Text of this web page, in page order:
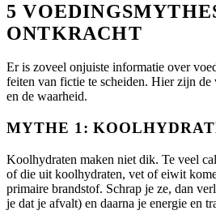
5
ONTKRACHT
Er is zoveel onjuiste informatie over
feiten van fictie te scheiden. Hier zijn
en de waarheid.
MYTHE 1:
Koolhydraten maken niet dik. Te veel
of die uit koolhydraten, vet of eiwit
primaire brandstof. Schrap je ze, dan
je dat je afvalt) en daarna je energie en